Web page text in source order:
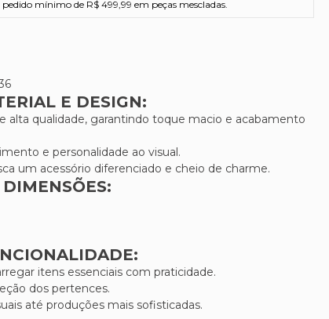
mínimo de R$ 499,99 em peças mescladas.
E DESIGN:
alta qualidade, garantindo toque macio e acabamento
e personalidade ao visual.
um acessório diferenciado e cheio de charme.
DIMENSÕES:
itens essenciais com praticidade.
dos pertences.
até produções mais sofisticadas.